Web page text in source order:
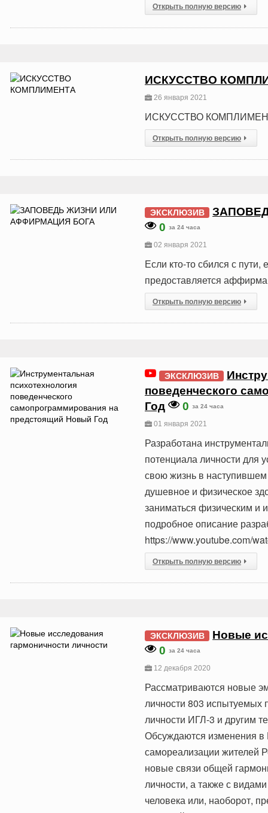
Открыть полную версию
ИСКУССТВО
26 января 2021
ИСКУССТВО
Открыть полную версию
ЭКСКЛЮЗИВ
0 за 24 часа
02 января 2021
Если кто-то сбился с
предоставляется
Открыть полную версию
ЭКСКЛЮЗИВ
поведенческого
Год
0 за 24 часа
01 января 2021
Разработана
потенциала личности для
свою жизнь в
душевное и физическое
заниматься физическим и
подробное описание
https://www.youtube.com/
Открыть полную версию
ЭКСКЛЮЗИВ
Новые
0 за 24 часа
12 декабря 2020
Рассматриваются новые
личности 803 испытуемых
личности ИГЛ-3 и другим
Обсуждаются изменения
самореализации жителей
новые связи общей
личности, а также с
человека или, наоборот,